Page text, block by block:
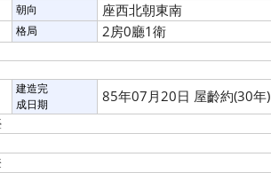
朝向 座西北朝東南
格局 2房0廳1衛
建造完
成日期
85年07月20日 屋齡約(30年)